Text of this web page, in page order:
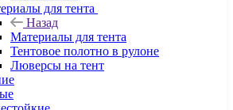
для тента
Назад
Материалы для тента
Тентовое полотно в рулоне
Люверсы на тент